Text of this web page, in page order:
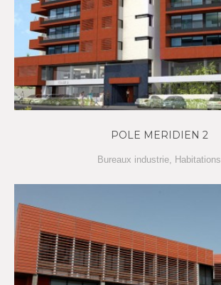
POLE MERIDIEN 2
Bureaux industrie, Habitations